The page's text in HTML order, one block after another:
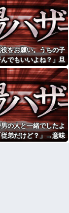
日に】義妹の不倫
。でも旦那が援助
出して…ｗｗｗ
児で、娘と仲良し
知的障害がありま
知的障害のあるお
を殴るのです 「も
ぶな」と娘に言っ
でしょうか？
初めて食事した時
ちゃんは結婚した
予定なんですって
きた
原遥さん、意外と
なんであんなに夢
やろ…」と思うコ
をお願い。うちの子
でもいいよね？」旦
理」→断った途端に大
ぎになり…
の人と一緒でしたよ
従弟だけど？」→意味